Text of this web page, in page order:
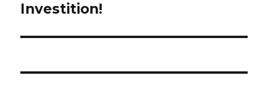
Investition!